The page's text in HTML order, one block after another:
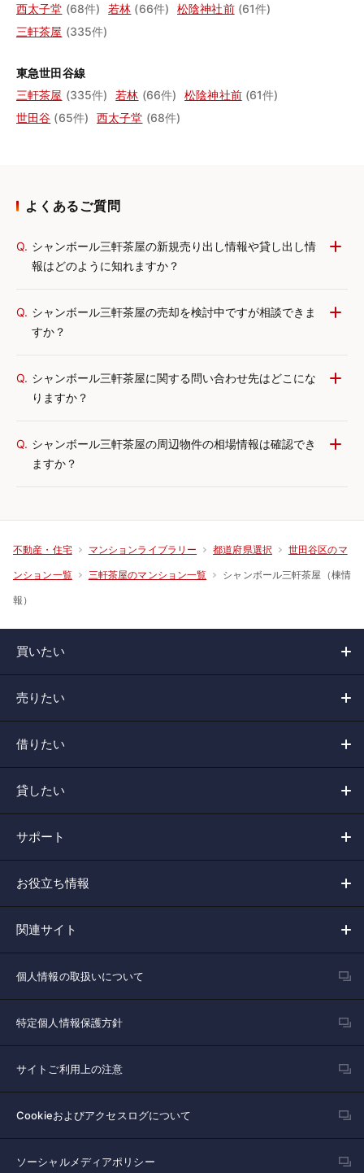
西太子堂 (68件) 若林 (66件) 松陰神社前 (61件)
三軒茶屋 (335件)
東急世田谷線
三軒茶屋 (335件) 若林 (66件) 松陰神社前 (61件)
世田谷 (65件) 西太子堂 (68件)
よくあるご質問
Q. シャンボール三軒茶屋の新規売り出し情報や貸し出し情
報はどのように知れますか？
Q. シャンボール三軒茶屋の売却を検討中ですが相談できま
すか？
Q. シャンボール三軒茶屋に関する問い合わせ先はどこにな
りますか？
Q. シャンボール三軒茶屋の周辺物件の相場情報は確認でき
ますか？
不動産・住宅 マンションライブラリー 都道府県選択 世田谷区のマ
ンション一覧 三軒茶屋のマンション一覧 シャンボール三軒茶屋（棟情
報）
買いたい
売りたい
借りたい
貸したい
サポート
お役立ち情報
関連サイト
個人情報の取扱いについて
特定個人情報保護方針
サイトご利用上の注意
Cookieおよびアクセスログについて
ソーシャルメディアポリシー